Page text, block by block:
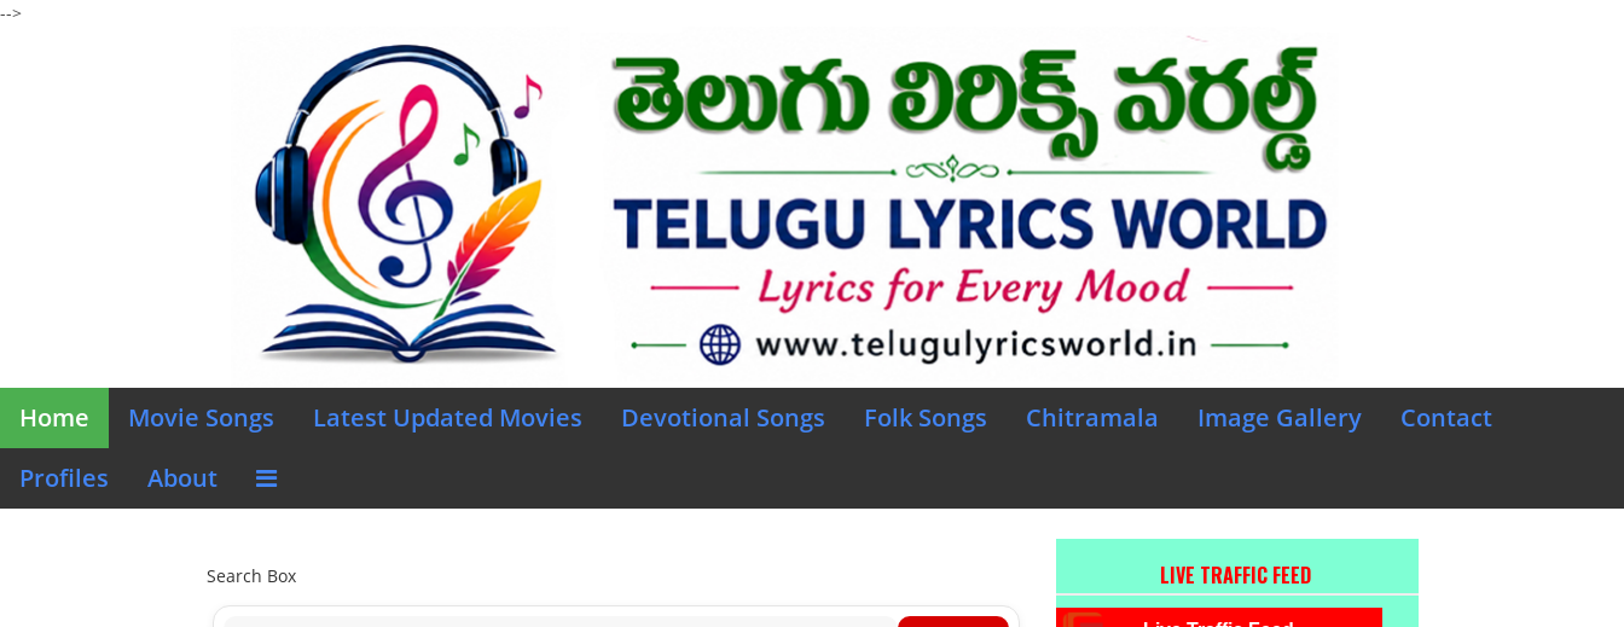
-->
Home Movie Songs Latest Updated Movies Devotional Songs Folk Songs Chitramala Image Gallery
Contact
Profiles
About
Search Box LIVE TRAFFIC FEED